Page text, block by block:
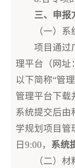
三、申报
（一）系
项目通过
理平台（网址
以下简称“管
管理平台下载
系统提交后由
学规划项目管
日9:00， 系统
（二）